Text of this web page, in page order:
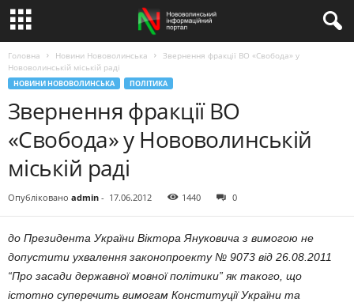
Головна Новини Нововолинська
Звернення фракції ВО «Свобода» у
Нововолинській міській раді
НОВИНИ НОВОВОЛИНСЬКА ПОЛІТИКА
Звернення фракції ВО
«Свобода» у Нововолинській
міській раді
Опубліковано admin - 17.06.2012 1440 0
до Президента України Віктора Януковича з вимогою не
допустити ухвалення законопроекту № 9073 від 26.08.2011
“Про засади державної мовної політики” як такого, що
істотно суперечить вимогам Конституції України та